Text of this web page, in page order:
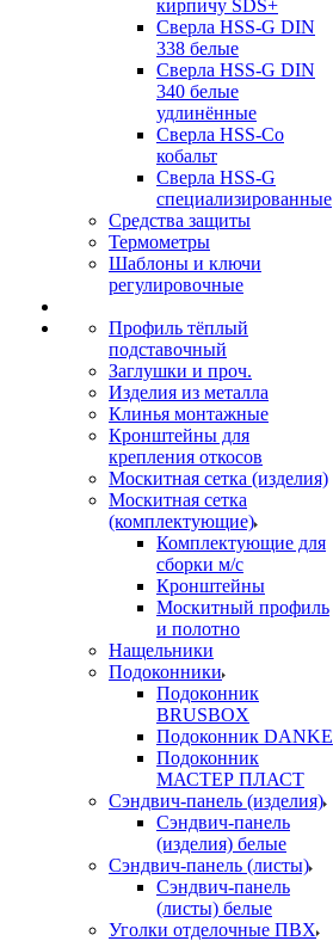
кирпичу SDS+
Сверла HSS-G DIN
338 белые
Сверла HSS-G DIN
340 белые
удлинённые
Сверла HSS-Co
кобальт
Сверла HSS-G
специализированные
Средства защиты
Термометры
Шаблоны и ключи
регулировочные
Профиль тёплый
подставочный
Заглушки и проч.
Изделия из металла
Клинья монтажные
Кронштейны для
крепления откосов
Москитная сетка (изделия)
Москитная сетка
(комплектующие)
Комплектующие для
сборки м/с
Кронштейны
Москитный профиль
и полотно
Нащельники
Подоконники
Подоконник
BRUSBOX
Подоконник DANKE
Подоконник
МАСТЕР ПЛАСТ
Сэндвич-панель (изделия)
Сэндвич-панель
(изделия) белые
Сэндвич-панель (листы)
Сэндвич-панель
(листы) белые
Уголки отделочные ПВХ